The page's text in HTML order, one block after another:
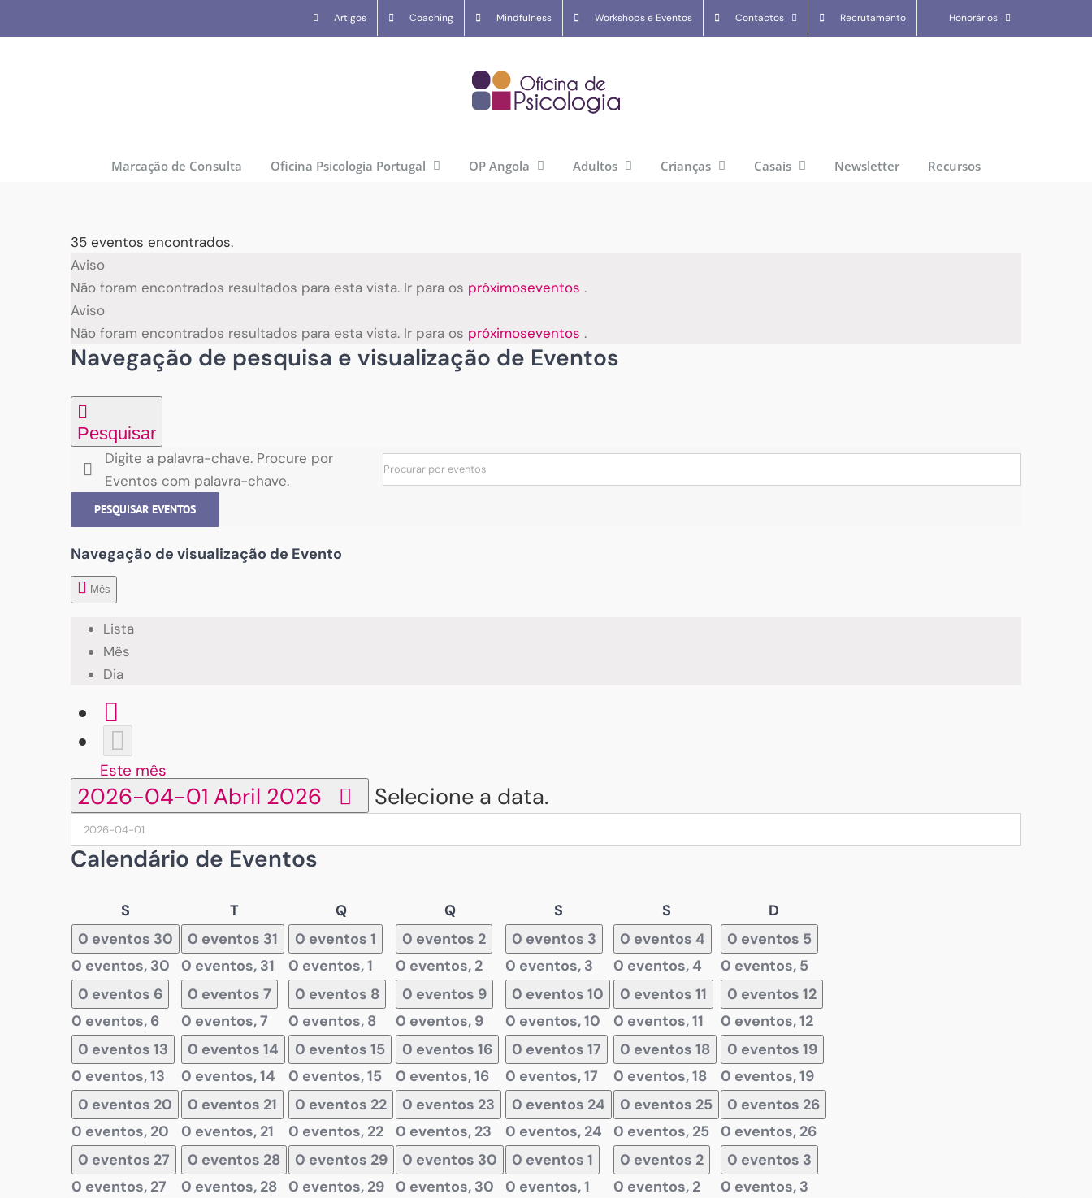
to
Artigos Coaching Mindfulness Workshops e Eventos Contactos Recrutamento Honorários
Marcação de Consulta Oficina Psicologia Portugal OP Angola Adultos Crianças Casais Newsletter Recursos
35 eventos encontrados.
Eventos
Aviso
Não foram encontrados resultados para esta vista. Ir para os próximoseventos .
Aviso
Não foram encontrados resultados para esta vista. Ir para os próximoseventos .
Navegação de pesquisa e visualização de Eventos
Pesquisar
Digite a palavra-chave. Procure por
Eventos com palavra-chave.
PESQUISAR EVENTOS
Navegação de visualização de Evento
Mês
Lista
Mês
Dia
Este mês
2026-04-01 Abril 2026 Selecione a data.
Calendário de Eventos
S
feira
TTerça-
feira
QQuarta-
feira
QQuinta-
feira
S
feira
SSábado DDomingo
0 eventos 30
0 eventos, 30
0 eventos 31
0 eventos, 31
0 eventos 1
0 eventos,1
0 eventos 2
0 eventos, 2
0 eventos 3
0 eventos, 3
0 eventos 4
0 eventos,4
0 eventos 5
0 eventos, 5
0 eventos 6
0 eventos, 6
0 eventos 7
0 eventos,7
0 eventos 8
0 eventos, 8
0 eventos 9
0 eventos, 9
0 eventos 10
0 eventos,10
0 eventos 11
0 eventos,11
0 eventos 12
0 eventos,12
0 eventos 13
0 eventos,13
0 eventos 14
0 eventos,14
0 eventos 15
0 eventos,15
0 eventos 16
0 eventos,16
0 eventos 17
0 eventos,17
0 eventos 18
0 eventos,18
0 eventos 19
0 eventos,19
0 eventos 20
0 eventos, 20
0 eventos 21
0 eventos, 21
0 eventos 22
0 eventos, 22
0 eventos 23
0 eventos, 23
0 eventos 24
0 eventos, 24
0 eventos 25
0 eventos, 25
0 eventos 26
0 eventos, 26
0 eventos 27
0 eventos, 27
0 eventos 28
0 eventos, 28
0 eventos 29
0 eventos, 29
0 eventos 30
0 eventos, 30
0 eventos 1
0 eventos,1
0 eventos 2
0 eventos, 2
0 eventos 3
0 eventos, 3